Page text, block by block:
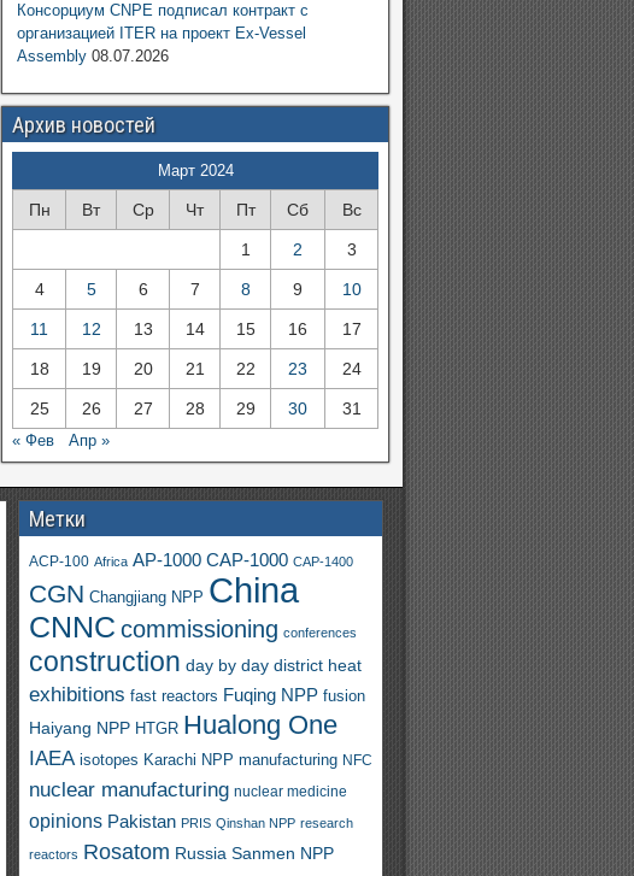
Консорциум CNPE подписал контракт с
организацией ITER на проект Ex-Vessel
Assembly 08.07.2026
Архив новостей
Март 2024
Пн Вт Ср Чт Пт Сб Вс
1 2 3
4 5 6 7 8 9 10
11 12 13 14 15 16 17
18 19 20 21 22 23 24
25 26 27 28 29 30 31
« Фев Апр »
Метки
ACP-100 Africa AP-1000 CAP-1000 CAP-1400
CGN Changjiang NPP China
CNNC commissioning conferences
construction day by day district heat
exhibitions fast reactors Fuqing NPP fusion
Haiyang NPP HTGR Hualong One
IAEA isotopes Karachi NPP manufacturing NFC
nuclear manufacturing nuclear medicine
opinions Pakistan PRIS Qinshan NPP research
reactors Rosatom Russia Sanmen NPP